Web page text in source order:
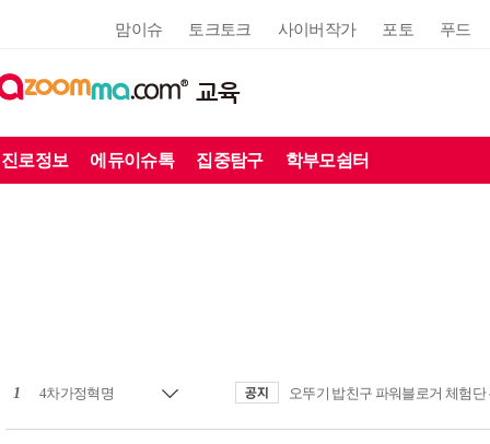
맘이슈 토크토크 사이버작가 포토 푸드
교육
진로정보 에듀이슈톡 집중탐구 학부모쉼터
1 4차가정혁명